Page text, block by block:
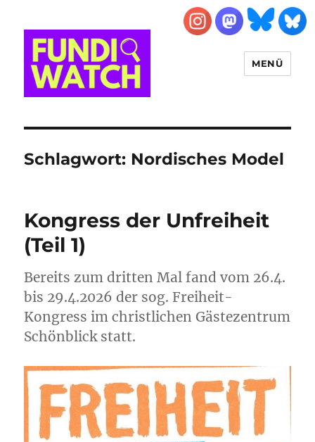
MENÜ
Schlagwort: Nordisches Model
Kongress der Unfreiheit
(Teil 1)
Bereits zum dritten Mal fand vom 26.4.
bis 29.4.2026 der sog. Freiheit-
Kongress im christlichen Gästezentrum
Schönblick statt.